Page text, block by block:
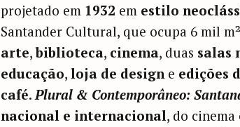
projetado em 1932 em estilo
Santander Cultural, que ocupa 6 mil
arte,biblioteca, cinema, duas salas
educação, loja de designe edições
café.Plural & Contemporâneo:
nacional e internacional, do cinema